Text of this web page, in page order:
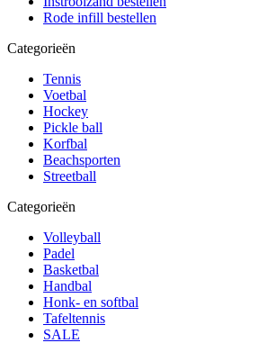
Rode infill bestellen
Categorieën
Tennis
Voetbal
Hockey
Pickle ball
Korfbal
Beachsporten
Streetball
Categorieën
Volleyball
Padel
Basketbal
Handbal
Honk- en softbal
Tafeltennis
SALE